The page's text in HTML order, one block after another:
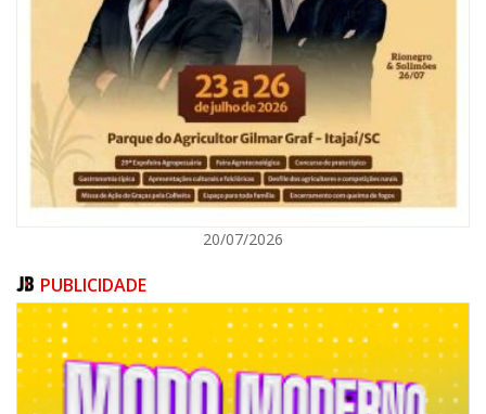
07/08/2026 | 18:03
COLUNA DO PRISCO PARAÍSO: Mídia domesticada, Centrão comprado e
Supremo fazendo jogo sujo
ITAJAÍ
20/07/2026
PUBLICIDADE